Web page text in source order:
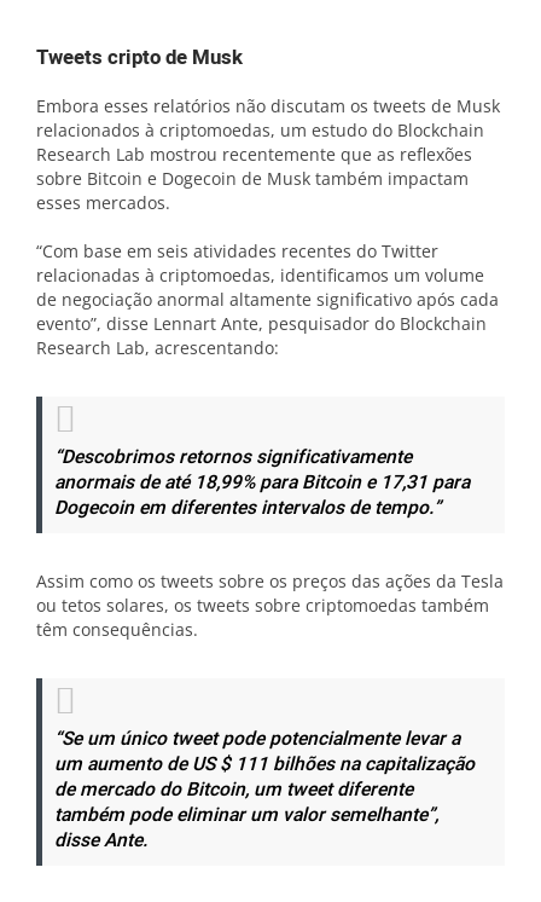
Tweets cripto de Musk
Embora esses relatórios não discutam os tweets de Musk
relacionados à criptomoedas, um estudo do Blockchain
Research Lab mostrou recentemente que as reflexões
sobre Bitcoin e Dogecoin de Musk também impactam
esses mercados.
“Com base em seis atividades recentes do Twitter
relacionadas à criptomoedas, identificamos um volume
de negociação anormal altamente significativo após cada
evento”, disse Lennart Ante, pesquisador do Blockchain
Research Lab, acrescentando:
“Descobrimos retornos significativamente
anormais de até 18,99% para Bitcoin e 17,31 para
Dogecoin em diferentes intervalos de tempo.”
Assim como os tweets sobre os preços das ações da Tesla
ou tetos solares, os tweets sobre criptomoedas também
têm consequências.
“Se um único tweet pode potencialmente levar a
um aumento de US $ 111 bilhões na capitalização
de mercado do Bitcoin, um tweet diferente
também pode eliminar um valor semelhante”,
disse Ante.